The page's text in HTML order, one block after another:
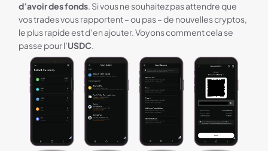
d’avoir des fonds. Si vous ne souhaitez pas attendre que
vos trades vous rapportent – ou pas – de nouvelles cryptos,
le plus rapide est d’en ajouter. Voyons comment cela se
passe pour l’USDC.